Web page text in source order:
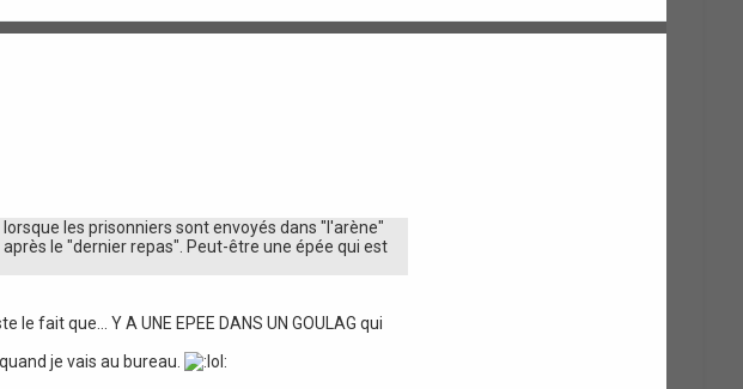
les prisonniers sont envoyés dans "l'arène"
le "dernier repas". Peut-être une épée qui est
fait que... Y A UNE EPEE DANS UN GOULAG qui
je vais au bureau.